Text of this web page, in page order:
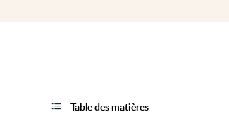
Table des matières